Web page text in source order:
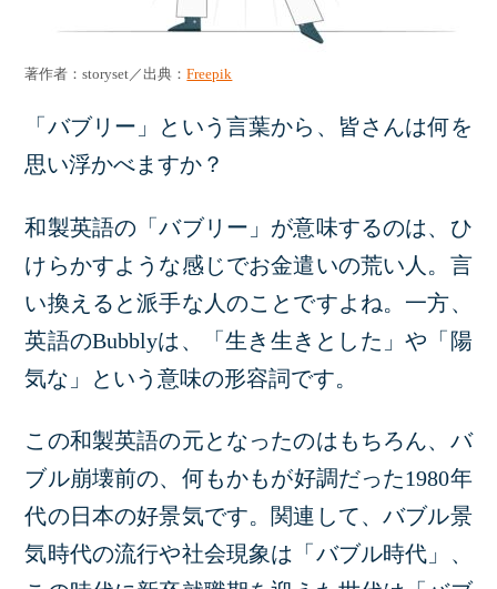
著作者：storyset／出典：Freepik
「バブリー」という言葉から、皆さんは何を
思い浮かべますか？
和製英語の「バブリー」が意味するのは、ひ
けらかすような感じでお金遣いの荒い人。言
い換えると派手な人のことですよね。一方、
英語のBubblyは、「生き生きとした」や「陽
気な」という意味の形容詞です。
この和製英語の元となったのはもちろん、バ
ブル崩壊前の、何もかもが好調だった1980年
代の日本の好景気です。関連して、バブル景
気時代の流行や社会現象は「バブル時代」、